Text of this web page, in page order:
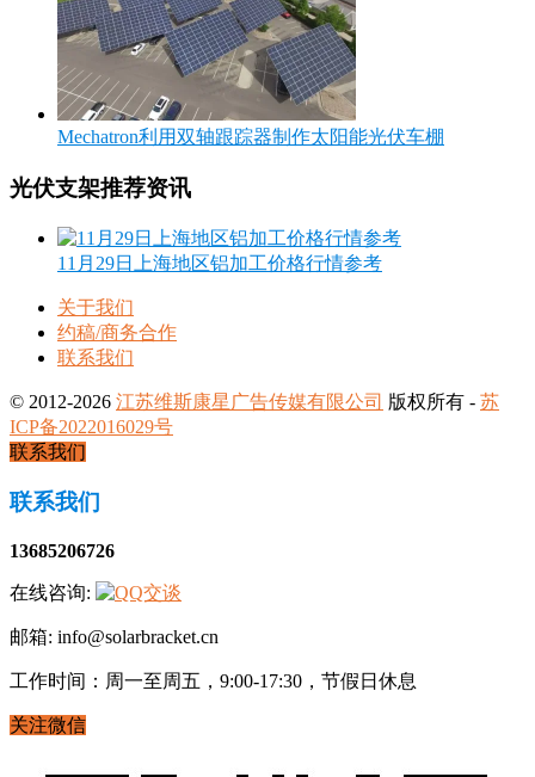
Mechatron利用双轴跟踪器制作太阳能光伏车棚
光伏支架推荐资讯
11月29日上海地区铝加工价格行情参考
关于我们
约稿/商务合作
联系我们
© 2012-2026 江苏维斯康星广告传媒有限公司 版权所有 - 苏
ICP备2022016029号
联系我们
联系我们
13685206726
在线咨询:
邮箱: info@solarbracket.cn
工作时间：周一至周五，9:00-17:30，节假日休息
关注微信